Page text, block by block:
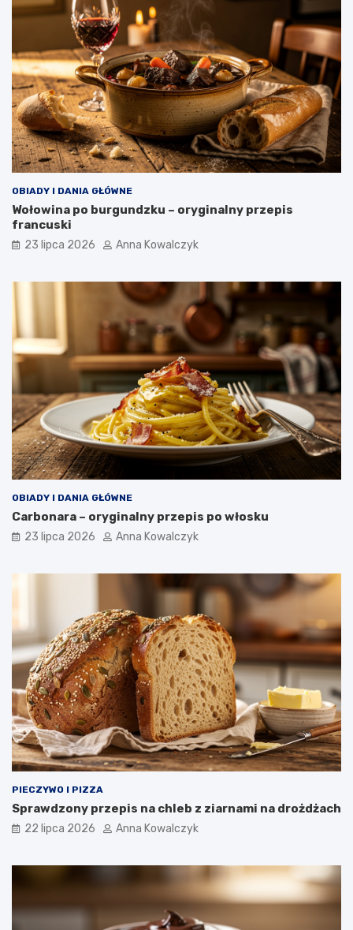
OBIADY I DANIA GŁÓWNE
Wołowina po burgundzku – oryginalny przepis
francuski
23 lipca 2026 Anna Kowalczyk
OBIADY I DANIA GŁÓWNE
Carbonara – oryginalny przepis po włosku
23 lipca 2026 Anna Kowalczyk
PIECZYWO I PIZZA
Sprawdzony przepis na chleb z ziarnami na drożdżach
22 lipca 2026 Anna Kowalczyk